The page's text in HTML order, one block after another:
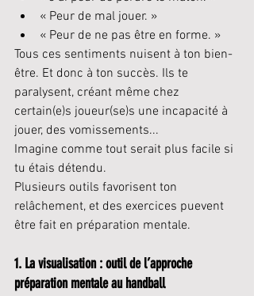
« Peur de mal jouer. »
« Peur de ne pas être en forme. »
Tous ces sentiments nuisent à ton bien-
être. Et donc à ton succès. Ils te
paralysent, créant même chez
certain(e)s joueur(se)s une incapacité à
jouer, des vomissements...
Imagine comme tout serait plus facile si
tu étais détendu.
Plusieurs outils favorisent ton
relâchement, et des exercices puevent
être fait en préparation mentale.
1. La visualisation : outil de l’approche
préparation mentale au handball